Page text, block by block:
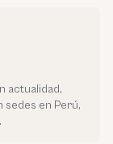
actualidad,
sedes en Perú,